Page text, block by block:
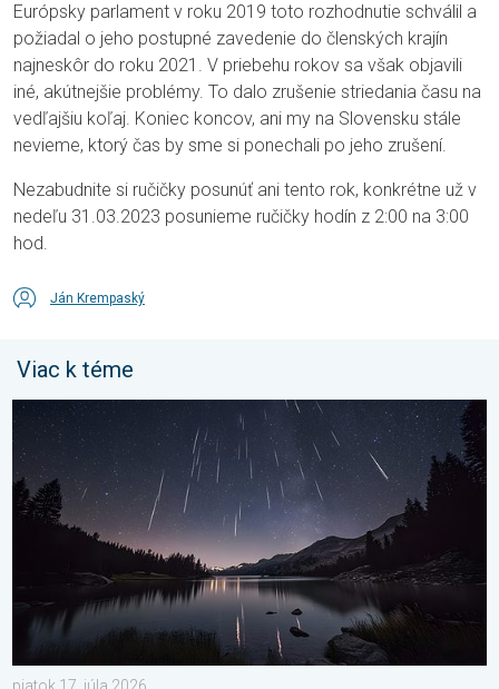
Európsky parlament v roku 2019 toto rozhodnutie schválil a
požiadal o jeho postupné zavedenie do členských krajín
najneskôr do roku 2021. V priebehu rokov sa však objavili
iné, akútnejšie problémy. To dalo zrušenie striedania času na
vedľajšiu koľaj. Koniec koncov, ani my na Slovensku stále
nevieme, ktorý čas by sme si ponechali po jeho zrušení.
Nezabudnite si ručičky posunúť ani tento rok, konkrétne už v
nedeľu 31.03.2023 posunieme ručičky hodín z 2:00 na 3:00
hod.
Ján Krempaský
Viac k téme
Začína obdobie padajúcich hviezd. Vrchol v auguste. . .